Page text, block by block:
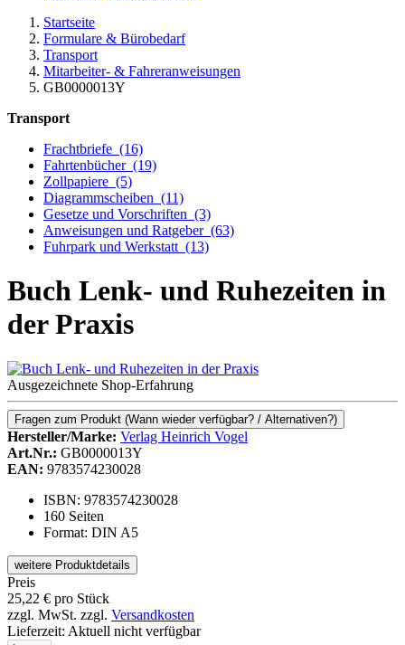
Startseite
Formulare & Bürobedarf
Transport
Mitarbeiter- & Fahreranweisungen
GB0000013Y
Transport
Frachtbriefe (16)
Fahrtenbücher (19)
Zollpapiere (5)
Diagrammscheiben (11)
Gesetze und Vorschriften (3)
Anweisungen und Ratgeber (63)
Fuhrpark und Werkstatt (13)
Buch Lenk- und Ruhezeiten in
der Praxis
Ausgezeichnete Shop-Erfahrung
Fragen zum Produkt (Wann wieder verfügbar? / Alternativen?)
Hersteller/Marke: Verlag Heinrich Vogel
Art.Nr.: GB0000013Y
EAN: 9783574230028
ISBN: 9783574230028
160 Seiten
Format: DIN A5
weitere Produktdetails
Preis
25,22 € pro Stück
zzgl. MwSt. zzgl. Versandkosten
Lieferzeit: Aktuell nicht verfügbar